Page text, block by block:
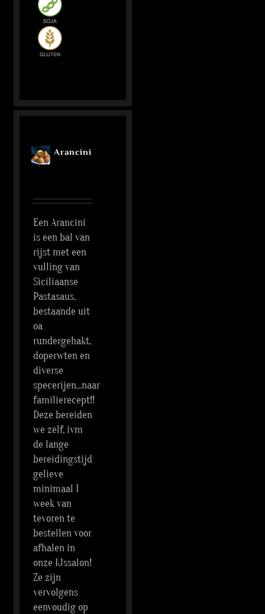
Arancini
Een Arancini
is een bal van
rijst met een
vulling van
Siciliaanse
Pastasaus,
bestaande uit
oa
rundergehakt,
doperwten en
diverse
specerijen...naar
familierecept!!
Deze bereiden
we zelf, ivm
de lange
bereidingstijd
gelieve
minimaal 1
week van
tevoren te
bestellen voor
afhalen in
onze IJssalon!
Ze zijn
vervolgens
eenvoudig op